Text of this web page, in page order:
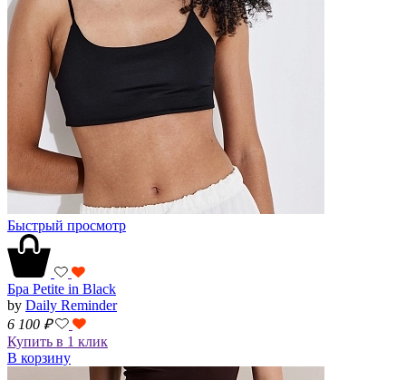
Быстрый просмотр
Бра Petite in Black
by Daily Reminder
6 100 ₽
Купить в 1 клик
В корзину